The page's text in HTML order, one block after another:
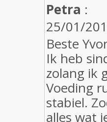
Petra :
25/01/
Beste
Ik heb
zolang ik
Voeding
stabiel.
alles wat